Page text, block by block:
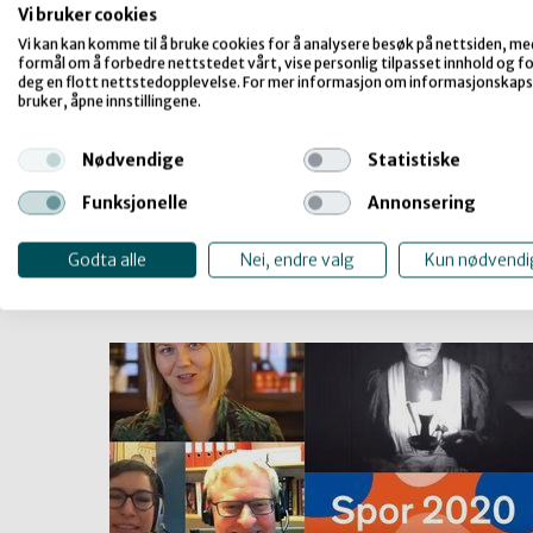
Program og
HER finner du det foreløpige
HER finner du mer praktisk
Vi bruker cookies
Vi kan kan komme til å bruke cookies for å analysere besøk på nettsiden,
formål om å forbedre nettstedet vårt, vise personlig tilpasset innhold og
deg en flott nettstedopplevelse. For mer informasjon om
bruker, åpne innstillingene.
Nødvendige
Statistiske
Funksjonelle
Annonsering
Godta alle Nei, endre valg Kun